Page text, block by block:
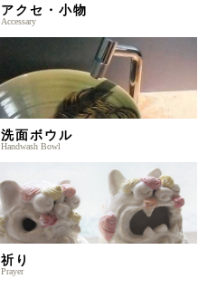
アクセ・小物
Accessary
洗面ボウル
Handwash Bowl
祈り
Prayer